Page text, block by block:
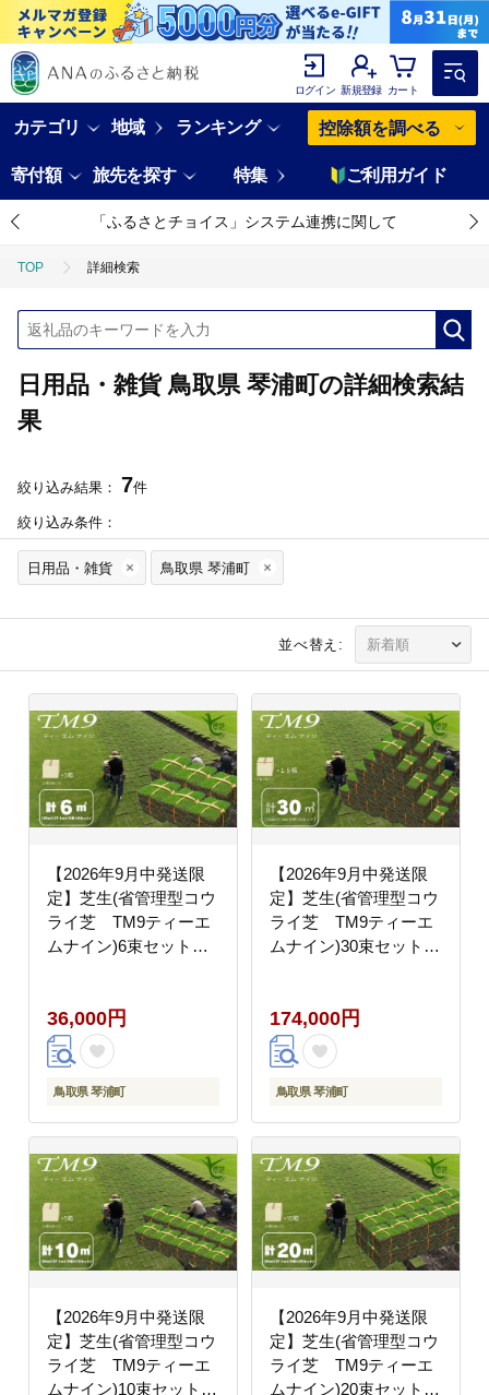
ログイン 新規登録 カート
カテゴリ 地域 ランキング 控除額を調べる
寄付額 旅先を探す 特集 ご利用ガイド
「ふるさとチョイス」システム連携に関して
TOP 詳細検索
日用品・雑貨 鳥取県 琴浦町の詳細検索結
果
絞り込み結果： 7件
絞り込み条件：
日用品・雑貨 鳥取県 琴浦町
並べ替え:
【2026年9月中発送限
定】芝生(省管理型コウ
ライ芝 TM9ティーエ
ムナイン)6束セット※6
36,000円
鳥取県 琴浦町
【2026年9月中発送限
定】芝生(省管理型コウ
ライ芝 TM9ティーエ
ムナイン)30束セット
174,000円
鳥取県 琴浦町
【2026年9月中発送限
定】芝生(省管理型コウ
ライ芝 TM9ティーエ
ムナイン)10束セット
【2026年9月中発送限
定】芝生(省管理型コウ
ライ芝 TM9ティーエ
ムナイン)20束セット